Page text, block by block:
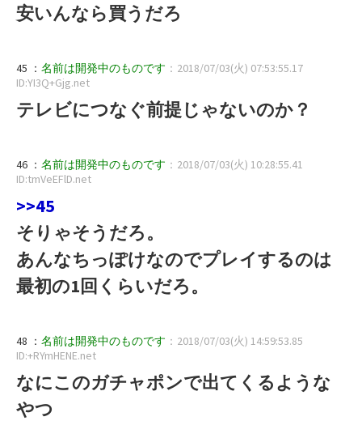
安いんなら買うだろ
45 ： 名前は開発中のものです ：2018/07/03(火) 07:53:55.17
ID:YI3Q+Gjg.net
テレビにつなぐ前提じゃないのか？
46 ： 名前は開発中のものです ：2018/07/03(火) 10:28:55.41
ID:tmVeEFlD.net
>>45
そりゃそうだろ。
あんなちっぽけなのでプレイするのは
最初の1回くらいだろ。
48 ： 名前は開発中のものです ：2018/07/03(火) 14:59:53.85
ID:+RYmHENE.net
なにこのガチャポンで出てくるような
やつ